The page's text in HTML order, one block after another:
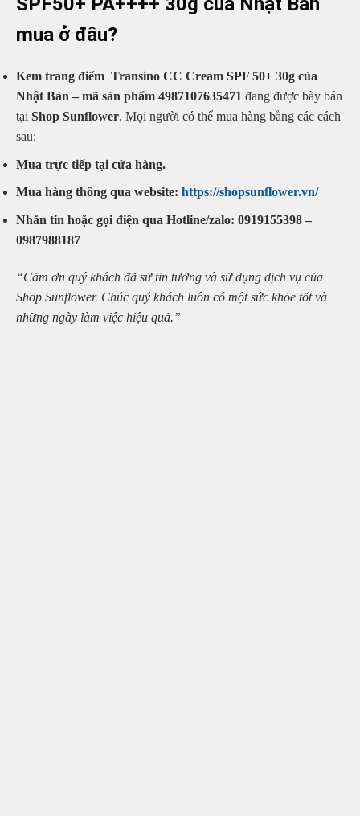
mua ở đâu?
Kem trang điểm Transino CC Cream SPF 50+ 30g của
Nhật Bản – mã sản phẩm 4987107635471 đang được bày bán
tại Shop Sunflower. Mọi người có thể mua hàng bằng các cách
sau:
Mua trực tiếp tại cửa hàng.
Mua hàng thông qua website: https://shopsunflower.vn/
Nhắn tin hoặc gọi điện qua Hotline/zalo: 0919155398 –
0987988187
“Cảm ơn quý khách đã sử tin tưởng và sử dụng dịch vụ của
Shop Sunflower. Chúc quý khách luôn có một sức khỏe tốt và
những ngày làm việc hiệu quả.”